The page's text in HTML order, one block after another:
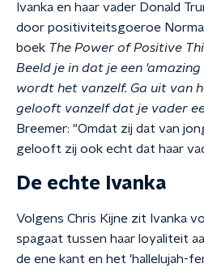
Ivanka en haar vader Donald
door positiviteitsgoeroe
boek The Power of Positive
Beeld je in dat je een
wordt het vanzelf. Ga uit van
gelooft vanzelf dat je vader
Breemer: "Omdat zij dat van
gelooft zij ook echt dat haar
De echte Ivanka
Volgens Chris Kijne zit Ivanka
spagaat tussen haar loyaliteit
de ene kant en het 'hallelujah-